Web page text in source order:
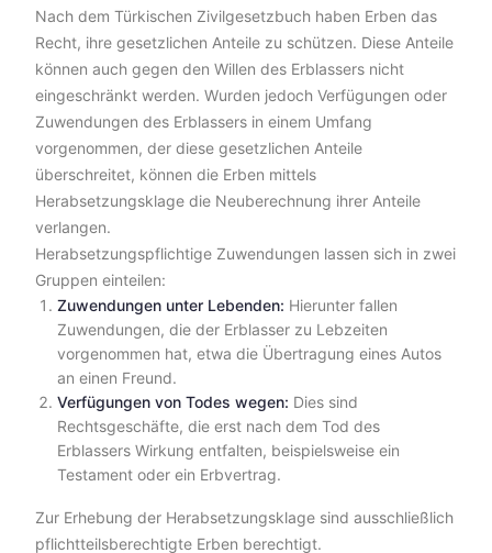
Nach dem Türkischen Zivilgesetzbuch haben Erben das
Recht, ihre gesetzlichen Anteile zu schützen. Diese Anteile
können auch gegen den Willen des Erblassers nicht
eingeschränkt werden. Wurden jedoch Verfügungen oder
Zuwendungen des Erblassers in einem Umfang
vorgenommen, der diese gesetzlichen Anteile
überschreitet, können die Erben mittels
Herabsetzungsklage die Neuberechnung ihrer Anteile
verlangen.
Herabsetzungspflichtige Zuwendungen lassen sich in zwei
Gruppen einteilen:
Zuwendungen unter Lebenden: Hierunter fallen
Zuwendungen, die der Erblasser zu Lebzeiten
vorgenommen hat, etwa die Übertragung eines Autos
an einen Freund.
Verfügungen von Todes wegen: Dies sind
Rechtsgeschäfte, die erst nach dem Tod des
Erblassers Wirkung entfalten, beispielsweise ein
Testament oder ein Erbvertrag.
Zur Erhebung der Herabsetzungsklage sind ausschließlich
pflichtteilsberechtigte Erben berechtigt.